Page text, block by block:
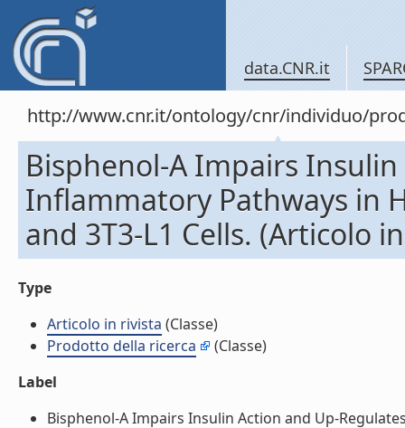
data.CNR.it
http://www.cnr.it/ontology/cnr/individuo/
Bisphenol-A Impairs
Inflammatory Pathways in
and 3T3-L1 Cells. (Articolo
Type
Articolo in rivista (Classe)
Prodotto della ricerca
(Classe)
Label
Bisphenol-A Impairs Insulin Action and Up-